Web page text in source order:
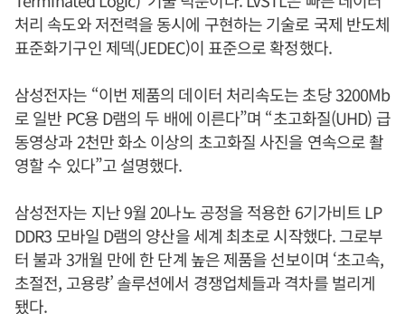
처리 속도와 저전력을 동시에 구현하는 기술로 국제 반도체
표준화기구인 제덱(JEDEC)이 표준으로 확정했다.
삼성전자는 “이번 제품의 데이터 처리속도는 초당 3200Mb
로 일반 PC용 D램의 두 배에 이른다”며 “초고화질(UHD) 급
동영상과 2천만 화소 이상의 초고화질 사진을 연속으로 촬
영할 수 있다”고 설명했다.
삼성전자는 지난 9월 20나노 공정을 적용한 6기가비트 LP
DDR3 모바일 D램의 양산을 세계 최초로 시작했다. 그로부
터 불과 3개월 만에 한 단계 높은 제품을 선보이며 ‘초고속,
초절전, 고용량’ 솔루션에서 경쟁업체들과 격차를 벌리게
됐다.